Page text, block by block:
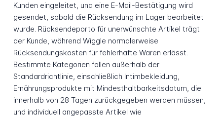
Kunden eingeleitet, und eine E-Mail-Bestätigung wird
gesendet, sobald die Rücksendung im Lager bearbeitet
wurde. Rücksendeporto für unerwünschte Artikel trägt
der Kunde, während Wiggle normalerweise
Rücksendungskosten für fehlerhafte Waren erlässt.
Bestimmte Kategorien fallen außerhalb der
Standardrichtlinie, einschließlich Intimbekleidung,
Ernährungsprodukte mit Mindesthaltbarkeitsdatum, die
innerhalb von 28 Tagen zurückgegeben werden müssen,
und individuell angepasste Artikel wie